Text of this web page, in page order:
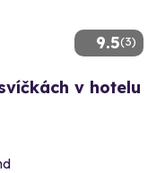
9.5(3)
v hotelu